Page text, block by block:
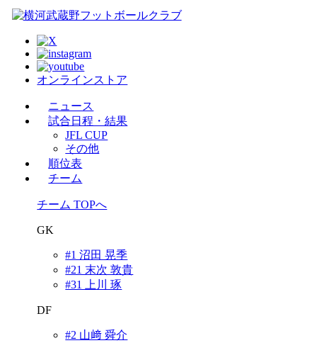
オンラインストア
ニュース
試合日程・結果
JFL CUP
その他
順位表
チーム
チーム TOPへ
GK
#1 沼田 晃季
#21 末次 敦貴
#31 上川 琢
DF
#2 山﨑 舜介